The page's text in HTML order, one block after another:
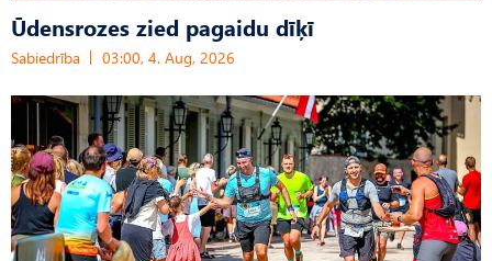
Ūdensrozes zied pagaidu dīķī
Sabiedrība 03:00, 4. Aug, 2026